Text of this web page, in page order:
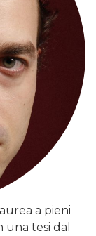
a pieni
una tesi dal